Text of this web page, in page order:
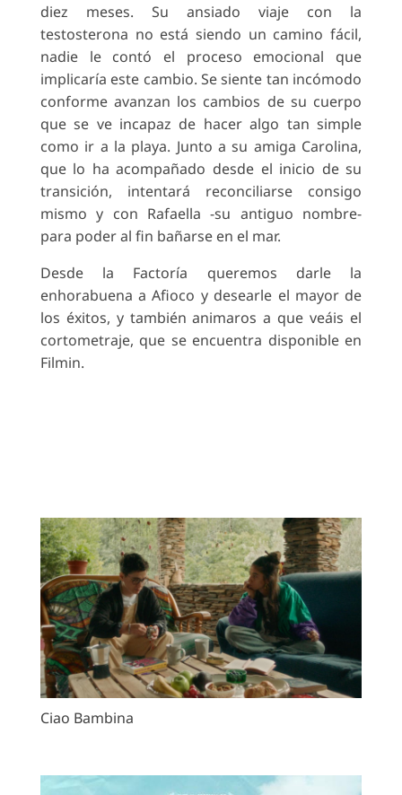
diez meses. Su ansiado viaje con la
testosterona no está siendo un camino fácil,
nadie le contó el proceso emocional que
implicaría este cambio. Se siente tan incómodo
conforme avanzan los cambios de su cuerpo
que se ve incapaz de hacer algo tan simple
como ir a la playa. Junto a su amiga Carolina,
que lo ha acompañado desde el inicio de su
transición, intentará reconciliarse consigo
mismo y con Rafaella -su antiguo nombre-
para poder al fin bañarse en el mar.
Desde la Factoría queremos darle la
enhorabuena a Afioco y desearle el mayor de
los éxitos, y también animaros a que veáis el
cortometraje, que se encuentra disponible en
Filmin.
Ciao Bambina